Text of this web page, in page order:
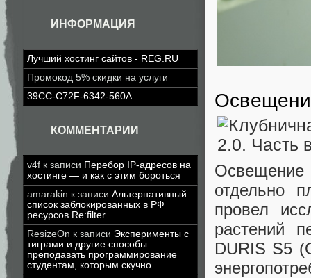
ИНФОРМАЦИЯ
Лучший хостинг сайтов - REG.RU
Промокод 5% скидки на услуги
39CC-C72F-6342-560A
КОММЕНТАРИИ
v4f к записи Перебор IP-адресов на
хостинге — и как с этим бороться
amarakin к записи Альтернативный
список заблокированных в РФ
ресурсов Re:filter
ResizeOn к записи Эксперименты с
тиграми и другие способы
преподавать программирование
студентам, которым скучно
отдельно
провел
растений
DURIS S5